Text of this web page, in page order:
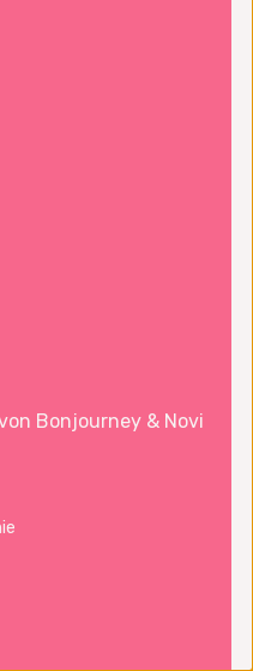
Bonjourney & Novi